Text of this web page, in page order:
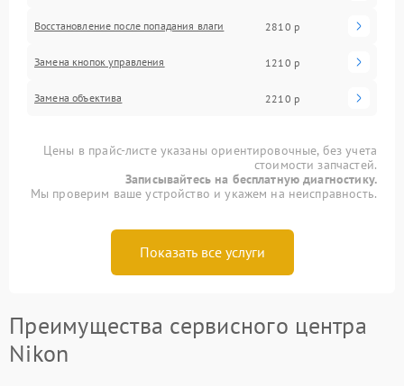
Восстановление после попадания влаги 2810 р
Замена кнопок управления 1210 р
Замена объектива 2210 р
Цены в прайс-листе указаны ориентировочные, без учета
стоимости запчастей.
Записывайтесь на бесплатную диагностику.
Мы проверим ваше устройство и укажем на неисправность.
Показать все услуги
Преимущества сервисного центра
Nikon